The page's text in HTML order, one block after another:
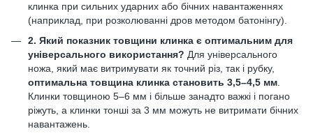
клинка при сильних ударних або бічних навантаженнях
(наприклад, при розколюванні дров методом батонінгу).
2. Який показник товщини клинка є оптимальним для
універсального використання? Для універсального
ножа, який має витримувати як точний різ, так і рубку,
оптимальна товщина клинка становить 3,5–4,5 мм
Клинки товщиною 5–6 мм і більше занадто важкі і погано
ріжуть, а клинки тонші за 3 мм можуть не витримати бічних
навантажень.